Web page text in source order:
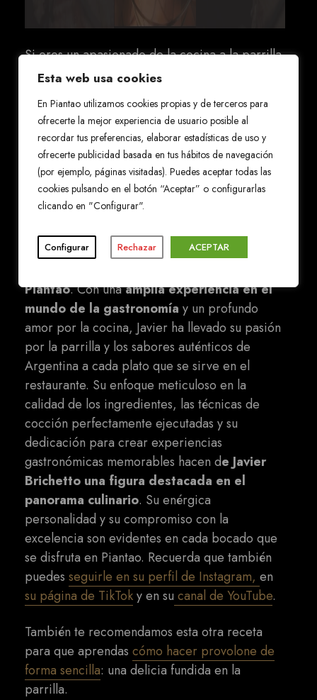
Esta web usa cookies
En Piantao utilizamos cookies propias y de terceros para
ofrecerte la mejor experiencia de usuario posible al
recordar tus preferencias, elaborar estadísticas de uso y
ofrecerte publicidad basada en tus hábitos de navegación
(por ejemplo, páginas visitadas). Puedes aceptar todas las
cookies pulsando en el botón “Aceptar” o configurarlas
clicando en "Configurar".
Configurar Rechazar ACEPTAR
Si eres un apasionado de la cocina a la parrilla
y deseas explorar nuevas posibilidades, el
dejar pasar.En Piantao, te invitamos a
probar nuestras creaciones culinarias que
han sido perfeccionadas gracias a esta
increíble técnica.
Javier Brichetto, el alma tras Piantao
Javier Brichetto, un apasionado y talentoso
chef argentino
, es el alma creativa detrás de
Piantao. Con unaamplia experiencia en el
mundo de la gastronomía y un profundo
amor por la cocina, Javier ha llevado su pasión
por la parrilla y los sabores auténticos de
Argentina a cada plato que se sirve en el
restaurante. Su enfoque meticuloso en la
calidad de los ingredientes, las técnicas de
cocción perfectamente ejecutadas y su
dedicación para crear experiencias
gastronómicas memorables hacen de Javier
Brichetto una figura destacada en el
panorama culinario. Su enérgica
personalidad y su compromiso con la
excelencia son evidentes en cada bocado que
se disfruta en Piantao. Recuerda que también
puedes seguirle en su perfil de Instagram, en
su página de TikToky en su canal de YouTube.
También te recomendamos esta otra receta
para que aprendas cómo hacer provolone de
forma sencilla: una delicia fundida en la
parrilla.